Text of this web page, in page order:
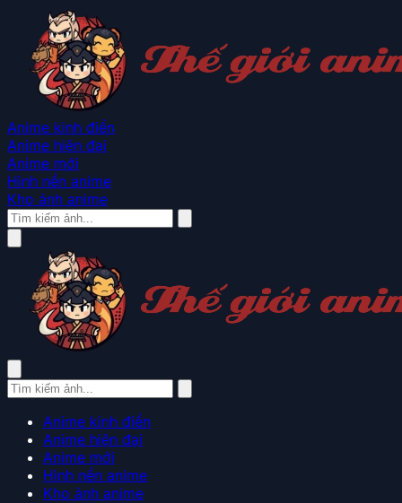
Anime kinh điển
Anime hiện đại
Anime mới
Hình nền anime
Kho ảnh anime
Anime kinh điển
Anime hiện đại
Anime mới
Hình nền anime
Kho ảnh anime